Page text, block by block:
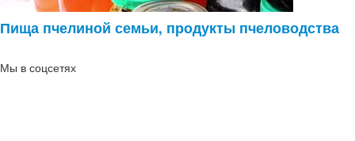
Пища пчелиной семьи, продукты пчеловодства
Мы в соцсетях